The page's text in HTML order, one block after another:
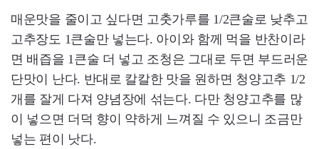
매운맛을 줄이고 싶다면 고춧가루를 1/2큰술로 낮추고
고추장도 1큰술만 넣는다. 아이와 함께 먹을 반찬이라
면 배즙을 1큰술 더 넣고 조청은 그대로 두면 부드러운
단맛이 난다. 반대로 칼칼한 맛을 원하면 청양고추 1/2
개를 잘게 다져 양념장에 섞는다. 다만 청양고추를 많
이 넣으면 더덕 향이 약하게 느껴질 수 있으니 조금만
넣는 편이 낫다.